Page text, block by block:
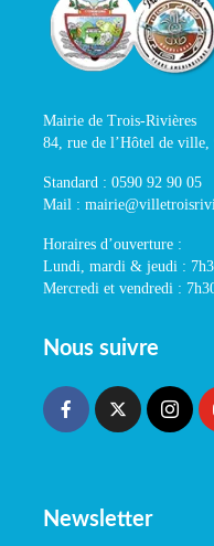
Mairie de Trois-Rivières
84, rue de l’Hôtel de ville,
Standard : 0590 92 90 05
Mail :
Horaires d’ouverture :
Lundi, mardi & jeudi :
Mercredi et vendredi :
Nous suivre
Newsletter